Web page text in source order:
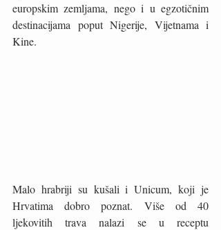
europskim zemljama, nego i u egzotičnim
destinacijama poput Nigerije, Vijetnama i
Kine.
Malo hrabriji su kušali i Unicum, koji je
Hrvatima dobro poznat. Više od 40
ljekovitih trava nalazi se u receptu